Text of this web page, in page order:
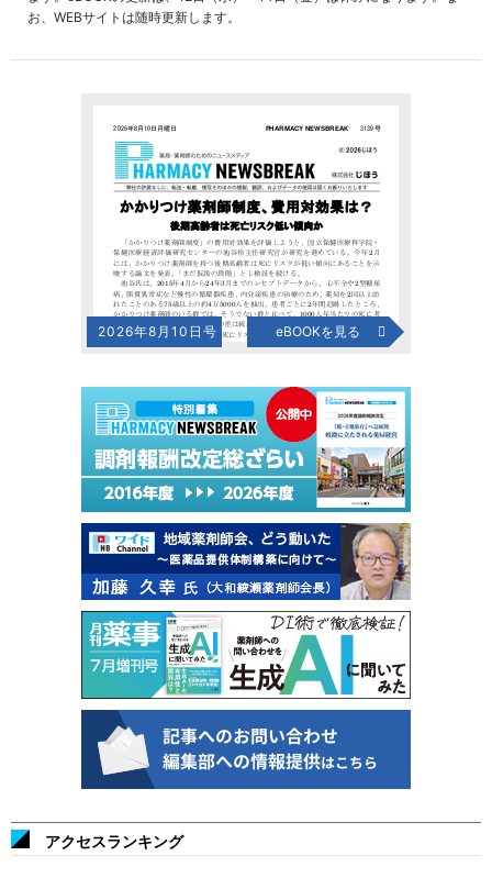
お、WEBサイトは随時更新します。
2026年8月10日号 eBOOKを見る
アクセスランキング